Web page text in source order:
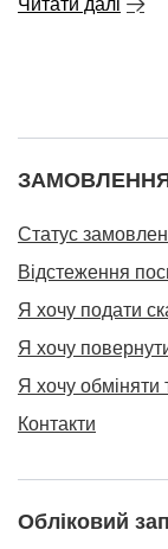
Читати далі
Статус
Відстеження
Я хочу подати
Я хочу
Я хочу обміняти
Контакти
Обліковий